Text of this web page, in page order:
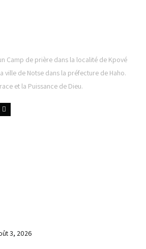
Camp de prière dans la localité de Kpové
ville de Notse dans la préfecture de Haho.
et la Puissance de Dieu.
3, 2026